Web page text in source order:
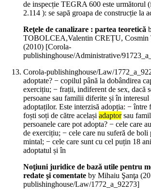
de inspecție TEGRA 600 este următorul
2.114 ): se sapă groapa de construcție la
Reţele de canalizare : partea teoretică
TOBOLCEA,Valentin CREȚU,
(2010) [Corola-
publishinghouse/Administrative/
Corola-publishinghouse/Law/
adoptate? − copilul până la dobândirea
exercițiu; − frații, indiferent de sex, dacă
persoane sau familii diferite și în interesul
adoptaților. Este interzisă adopția: − între
foști soți de către același adaptorsau
persoanele care pot adopta? − cele care
de exercițiu; − cele care nu suferă de boli
mintal; − cele care sunt cu cel puțin 18
adoptatul și în
Noţiuni juridice de bază utile pentru
redate şi comentate by Mihaiu Şanţa (
publishinghouse/Law/1772_a_92273]